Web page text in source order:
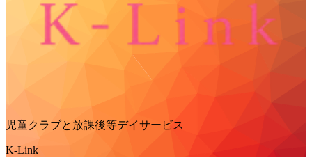
児童クラブと放課後等デイサービス
K-Link